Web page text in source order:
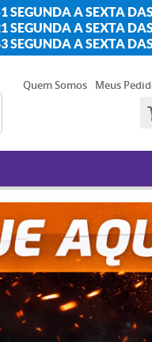
SEGUNDA A SEXTA
SEGUNDA A SEXTA
SEGUNDA A SEXTA
Quem Somos Meus